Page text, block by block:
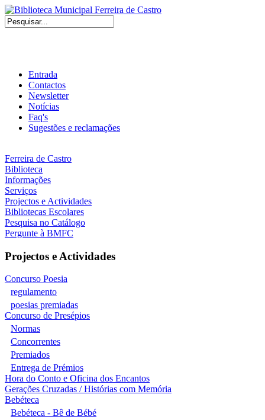
Entrada
Contactos
Newsletter
Notícias
Faq's
Sugestões e reclamações
Ferreira de Castro
Biblioteca
Informações
Serviços
Projectos e Actividades
Bibliotecas Escolares
Pesquisa no Catálogo
Pergunte à BMFC
Projectos e Actividades
Concurso Poesia
regulamento
poesias premiadas
Concurso de Presépios
Normas
Concorrentes
Premiados
Entrega de Prémios
Hora do Conto e Oficina dos Encantos
Gerações Cruzadas / Histórias com Memória
Bebéteca
Bebéteca - Bê de Bébé